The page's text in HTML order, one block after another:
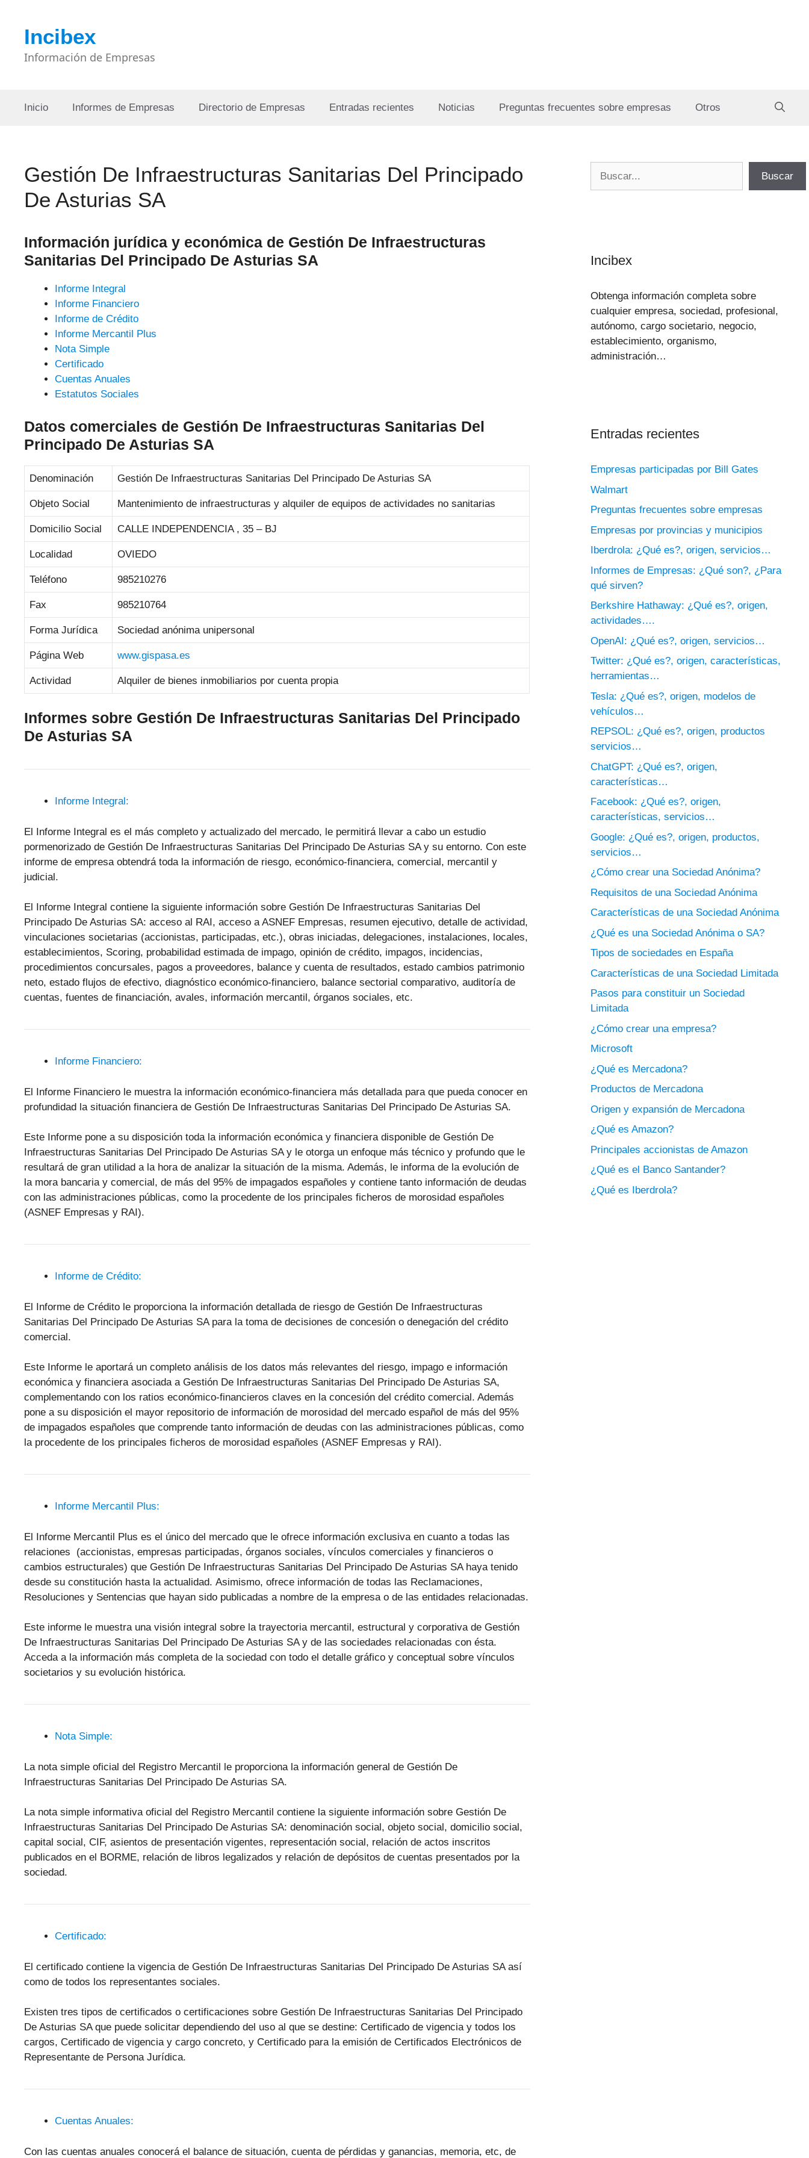
contenidoIncibex
Información de Empresas
Inicio Informes de Empresas Directorio de Empresas Entradas recientes Noticias Preguntas frecuentes sobre empresas Otros
Gestión De Infraestructuras Sanitarias Del Principado
De Asturias SA
Información jurídica y económica de Gestión De Infraestructuras
Sanitarias Del Principado De Asturias SA
Informe Integral
Informe Financiero
Informe de Crédito
Informe Mercantil Plus
Nota Simple
Certificado
Cuentas Anuales
Estatutos Sociales
Datos comerciales de Gestión De Infraestructuras Sanitarias Del
Principado De Asturias SA
Denominación Gestión De Infraestructuras Sanitarias Del Principado De Asturias SA
Objeto Social Mantenimiento de infraestructuras y alquiler de equipos de actividades no sanitarias
Domicilio Social CALLE INDEPENDENCIA , 35 – BJ
Localidad OVIEDO
Teléfono 985210276
Fax 985210764
Forma Jurídica Sociedad anónima unipersonal
Página Web www.gispasa.es
Actividad Alquiler de bienes inmobiliarios por cuenta propia
Informes sobre Gestión De Infraestructuras Sanitarias Del Principado
De Asturias SA
Informe Integral:
El Informe Integral es el más completo y actualizado del mercado, le permitirá llevar a cabo un estudio
pormenorizado de Gestión De Infraestructuras Sanitarias Del Principado De Asturias SA y su entorno. Con este
informe de empresa obtendrá toda la información de riesgo, económico-financiera, comercial, mercantil y
judicial.
El Informe Integral contiene la siguiente información sobre Gestión De Infraestructuras Sanitarias Del
Principado De Asturias SA: acceso al RAI, acceso a ASNEF Empresas, resumen ejecutivo, detalle de actividad,
vinculaciones societarias (accionistas, participadas, etc.), obras iniciadas, delegaciones, instalaciones, locales,
establecimientos, Scoring, probabilidad estimada de impago, opinión de crédito, impagos, incidencias,
procedimientos concursales, pagos a proveedores, balance y cuenta de resultados, estado cambios patrimonio
neto, estado flujos de efectivo, diagnóstico económico-financiero, balance sectorial comparativo, auditoría de
cuentas, fuentes de financiación, avales, información mercantil, órganos sociales, etc.
Informe Financiero:
El Informe Financiero le muestra la información económico-financiera más detallada para que pueda conocer en
profundidad la situación financiera de Gestión De Infraestructuras Sanitarias Del Principado De Asturias SA.
Este Informe pone a su disposición toda la información económica y financiera disponible de Gestión De
Infraestructuras Sanitarias Del Principado De Asturias SA y le otorga un enfoque más técnico y profundo que le
resultará de gran utilidad a la hora de analizar la situación de la misma. Además, le informa de la evolución de
la mora bancaria y comercial, de más del 95% de impagados españoles y contiene tanto información de deudas
con las administraciones públicas, como la procedente de los principales ficheros de morosidad españoles
(ASNEF Empresas y RAI).
Informe de Crédito:
El Informe de Crédito le proporciona la información detallada de riesgo de Gestión De Infraestructuras
Sanitarias Del Principado De Asturias SA para la toma de decisiones de concesión o denegación del crédito
comercial.
Este Informe le aportará un completo análisis de los datos más relevantes del riesgo, impago e información
económica y financiera asociada a Gestión De Infraestructuras Sanitarias Del Principado De Asturias SA,
complementando con los ratios económico-financieros claves en la concesión del crédito comercial. Además
pone a su disposición el mayor repositorio de información de morosidad del mercado español de más del 95%
de impagados españoles que comprende tanto información de deudas con las administraciones públicas, como
la procedente de los principales ficheros de morosidad españoles (ASNEF Empresas y RAI).
Informe Mercantil Plus:
El Informe Mercantil Plus es el único del mercado que le ofrece información exclusiva en cuanto a todas las
relaciones (accionistas, empresas participadas, órganos sociales, vínculos comerciales y financieros o
cambios estructurales) que Gestión De Infraestructuras Sanitarias Del Principado De Asturias SA haya tenido
desde su constitución hasta la actualidad. Asimismo, ofrece información de todas las Reclamaciones,
Resoluciones y Sentencias que hayan sido publicadas a nombre de la empresa o de las entidades relacionadas.
Este informe le muestra una visión integral sobre la trayectoria mercantil, estructural y corporativa de Gestión
De Infraestructuras Sanitarias Del Principado De Asturias SA y de las sociedades relacionadas con ésta.
Acceda a la información más completa de la sociedad con todo el detalle gráfico y conceptual sobre vínculos
societarios y su evolución histórica.
Nota Simple:
La nota simple oficial del Registro Mercantil le proporciona la información general de Gestión De
Infraestructuras Sanitarias Del Principado De Asturias SA.
La nota simple informativa oficial del Registro Mercantil contiene la siguiente información sobre Gestión De
Infraestructuras Sanitarias Del Principado De Asturias SA: denominación social, objeto social, domicilio social,
capital social, CIF, asientos de presentación vigentes, representación social, relación de actos inscritos
publicados en el BORME, relación de libros legalizados y relación de depósitos de cuentas presentados por la
sociedad.
Certificado:
El certificado contiene la vigencia de Gestión De Infraestructuras Sanitarias Del Principado De Asturias SA así
como de todos los representantes sociales.
Existen tres tipos de certificados o certificaciones sobre Gestión De Infraestructuras Sanitarias Del Principado
De Asturias SA que puede solicitar dependiendo del uso al que se destine: Certificado de vigencia y todos los
cargos, Certificado de vigencia y cargo concreto, y Certificado para la emisión de Certificados Electrónicos de
Representante de Persona Jurídica.
Cuentas Anuales:
Con las cuentas anuales conocerá el balance de situación, cuenta de pérdidas y ganancias, memoria, etc, de
Buscar
Incibex
Obtenga información completa sobre
cualquier empresa, sociedad, profesional,
autónomo, cargo societario, negocio,
establecimiento, organismo,
administración…
Entradas recientes
Empresas participadas por Bill Gates
Walmart
Preguntas frecuentes sobre empresas
Empresas por provincias y municipios
Iberdrola: ¿Qué es?, origen, servicios…
Informes de Empresas: ¿Qué son?, ¿Para
qué sirven?
Berkshire Hathaway: ¿Qué es?, origen,
actividades….
OpenAI: ¿Qué es?, origen, servicios…
Twitter: ¿Qué es?, origen, características,
herramientas…
Tesla: ¿Qué es?, origen, modelos de
vehículos…
REPSOL: ¿Qué es?, origen, productos
servicios…
ChatGPT: ¿Qué es?, origen,
características…
Facebook: ¿Qué es?, origen,
características, servicios…
Google: ¿Qué es?, origen, productos,
servicios…
¿Cómo crear una Sociedad Anónima?
Requisitos de una Sociedad Anónima
Características de una Sociedad Anónima
¿Qué es una Sociedad Anónima o SA?
Tipos de sociedades en España
Características de una Sociedad Limitada
Pasos para constituir un Sociedad
Limitada
¿Cómo crear una empresa?
Microsoft
¿Qué es Mercadona?
Productos de Mercadona
Origen y expansión de Mercadona
¿Qué es Amazon?
Principales accionistas de Amazon
¿Qué es el Banco Santander?
¿Qué es Iberdrola?